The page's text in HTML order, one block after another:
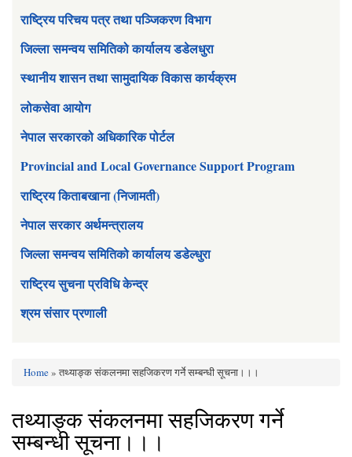
राष्ट्रिय परिचय पत्र तथा पञ्जिकरण विभाग
जिल्ला समन्वय समितिको कार्यालय डडेलधुरा
स्थानीय शासन तथा सामुदायिक विकास कार्यक्रम
लोकसेवा आयोग
नेपाल सरकारको अधिकारिक पोर्टल
Provincial and Local Governance Support Program
राष्ट्रिय किताबखाना (निजामती)
नेपाल सरकार अर्थमन्त्रालय
जिल्ला समन्वय समितिको कार्यालय डडेल्धुरा
राष्ट्रिय सुचना प्रविधि केन्द्र
श्रम संसार प्रणाली
You are here
Home» तथ्याङ्क संकलनमा सहजिकरण गर्ने सम्बन्धी सूचना।।।
तथ्याङ्क संकलनमा सहजिकरण गर्ने
सम्बन्धी सूचना।।।